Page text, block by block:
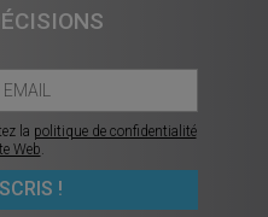
la politique de confidentialité
Web